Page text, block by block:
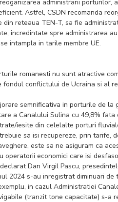
administrarii porturilor,
Astfel, CSDN recomanda
reteaua TEN-T, sa fie
incredintate spre administrarea
intampla in tarile membre UE.
romanesti nu sunt atractive
fondul conflictului de Ucraina si al
semnificativa in porturile de la
a Canalului Sulina cu 49,8% fata
iesite din celelalte porturi
sa isi recupereze, prin tarife,
este sa ne asiguram ca
operatorii economici care isi
Dan Virgil Pascu,
2024 s-au inregistrat diminuari
in cazul Administratiei
(tranzit tone capacitate) s-a